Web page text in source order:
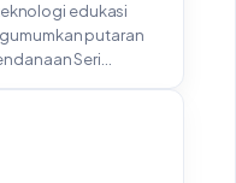
edukasi
putaran
Seri...